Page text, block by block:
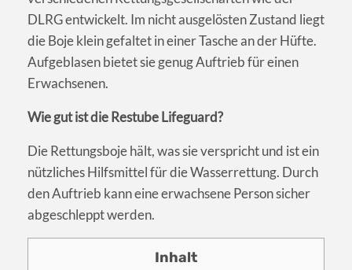
DLRG entwickelt. Im nicht ausgelösten Zustand liegt
die Boje klein gefaltet in einer Tasche an der Hüfte.
Aufgeblasen bietet sie genug Auftrieb für einen
Erwachsenen.
Wie gut ist die Restube Lifeguard?
Die Rettungsboje hält, was sie verspricht und ist ein
nützliches Hilfsmittel für die Wasserrettung. Durch
den Auftrieb kann eine erwachsene Person sicher
abgeschleppt werden.